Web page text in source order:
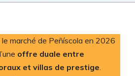
le marché de Peñíscola en 2026
offre duale entre
et villas de prestige.